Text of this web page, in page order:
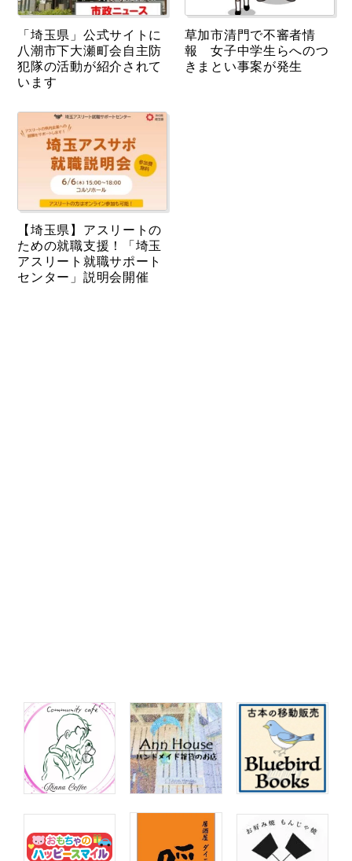
「埼玉県」公式サイトに
八潮市下大瀬町会自主防
犯隊の活動が紹介されて
います
草加市清門で不審者情
報 女子中学生らへのつ
きまとい事案が発生
【埼玉県】アスリートの
ための就職支援！「埼玉
アスリート就職サポート
センター」説明会開催